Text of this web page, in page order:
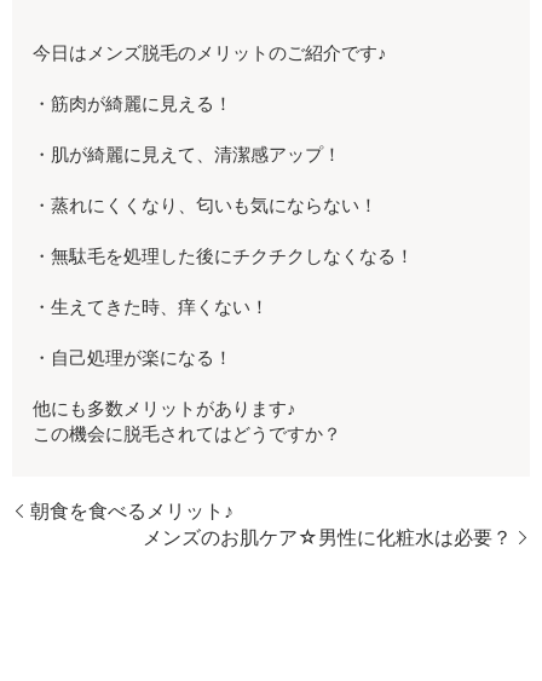
今日はメンズ脱毛のメリットのご紹介です♪
・筋肉が綺麗に見える！
・肌が綺麗に見えて、清潔感アップ！
・蒸れにくくなり、匂いも気にならない！
・無駄毛を処理した後にチクチクしなくなる！
・生えてきた時、痒くない！
・自己処理が楽になる！
他にも多数メリットがあります♪
この機会に脱毛されてはどうですか？
朝食を食べるメリット♪
メンズのお肌ケア☆男性に化粧水は必要？